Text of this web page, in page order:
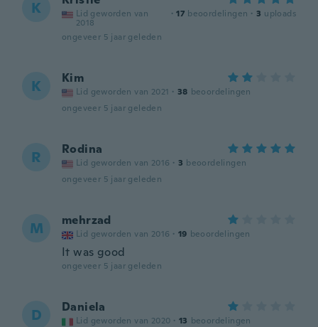
K
Lid geworden van
2018
· 17 beoordelingen · 3 uploads
ongeveer 5 jaar geleden
K Kim
Lid geworden van 2021 · 38 beoordelingen
ongeveer 5 jaar geleden
R Rodina
Lid geworden van 2016 · 3 beoordelingen
ongeveer 5 jaar geleden
M mehrzad
Lid geworden van 2016 · 19 beoordelingen
It was good
ongeveer 5 jaar geleden
D Daniela
Lid geworden van 2020 · 13 beoordelingen